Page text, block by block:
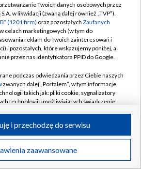
TVP
Cyfrowa
Regulamin TVP
Polityka prywatności
Moje zgody
Pomoc
Kontakt
Kanały
Polska S.A. w likwidacji
Twoich danych osobowych przez
w likwidacji (zwaną dalej również „TVP”),
(1201 firm) oraz pozostałych Zaufanych
celach marketingowych (w tym do
reklam do Twoich zainteresowań i
i pozostałych, które wskazujemy poniżej, a
przez nas identyfikatora PPID do Google.
podczas odwiedzania przez Ciebie naszych
zwanych dalej „Portalem”, w tym informacje
takich jak: pliki cookie, sygnalizatory
technologii umożliwiających świadczenie
podczas odwiedzania przez Ciebie
na Portalu, takie jak adresy IP, identyfikatory
zaawansowane
i przechodzę do serwisu